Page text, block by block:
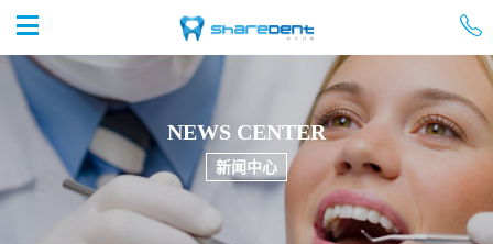
 
NEWS CENTER
新闻中心